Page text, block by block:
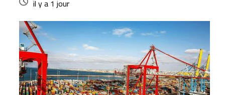
il y a 1 jour